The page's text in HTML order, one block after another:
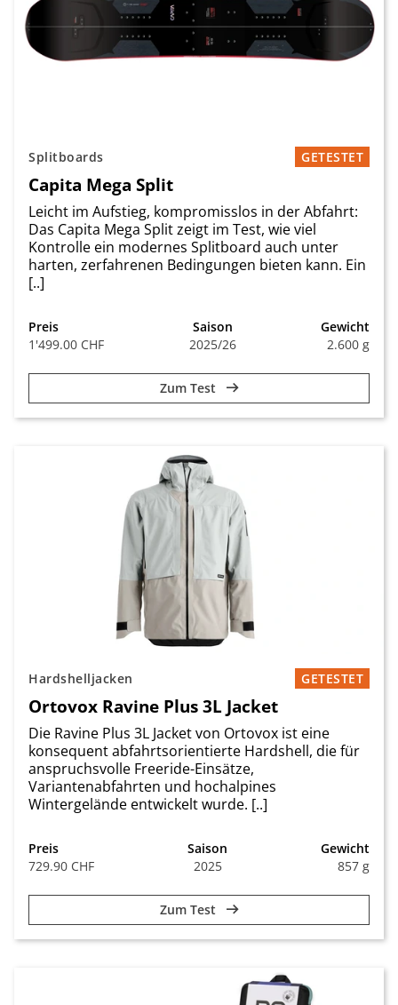
Splitboards GETESTET
Capita Mega Split
Leicht im Aufstieg, kompromisslos in der Abfahrt:
Das Capita Mega Split zeigt im Test, wie viel
Kontrolle ein modernes Splitboard auch unter
harten, zerfahrenen Bedingungen bieten kann. Ein
[..]
Preis
1'499.00 CHF
Saison
2025/26
Gewicht
2.600 g
Zum Test
Hardshelljacken GETESTET
Ortovox Ravine Plus 3L Jacket
Die Ravine Plus 3L Jacket von Ortovox ist eine
konsequent abfahrtsorientierte Hardshell, die für
anspruchsvolle Freeride-Einsätze,
Variantenabfahrten und hochalpines
Wintergelände entwickelt wurde. [..]
Preis
729.90 CHF
Saison
2025
Gewicht
857 g
Zum Test